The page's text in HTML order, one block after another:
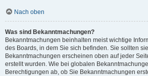
Nach oben
Was sind Bekanntmachungen?
Bekanntmachungen beinhalten meist wichtige
des Boards, in dem Sie sich befinden. Sie sollten
Bekanntmachungen erscheinen oben auf jeder
erstellt wurden. Wie bei globalen
Berechtigungen ab, ob Sie Bekanntmachungen